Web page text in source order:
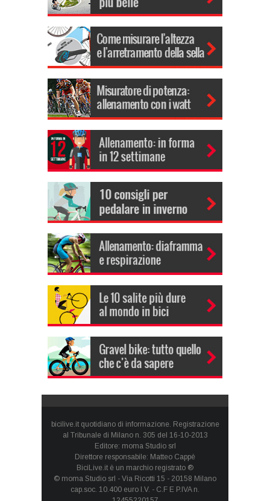
bicilive.it quotidiano di informazione. Registrazione
al Tribunale di Milano n. 305 del 16-10-2013
Editore: moma Studio srl
Direttore responsabile: Matteo Cappè
BiciLive.it è un marchio registrato ®
© moma Studio srl - Via Ricotti 15 - 20158 Milano
cap.soc. 10.400 euro I.V. - C.F E P.IVA n.